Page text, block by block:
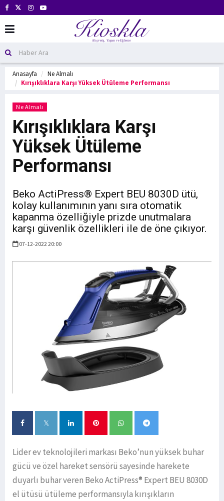
Anasayfa
Ne Almalı
Kırışıklıklara Karşı Yüksek Ütüleme Performansı
Ne Almalı
Kırışıklıklara Karşı
Yüksek Ütüleme
Performansı
Beko ActiPress® Expert BEU 8030D ütü,
kolay kullanımının yanı sıra otomatik
kapanma özelliğiyle prizde unutmalara
karşı güvenlik özellikleri ile de öne çıkıyor.
07-12-2022 20:00
Lider ev teknolojileri markası Beko’nun yüksek buhar
gücü ve özel hareket sensörü sayesinde harekete
duyarlı buhar veren Beko ActiPress® Expert BEU 8030D
el ütüsü ütüleme performansıyla kırışıkların